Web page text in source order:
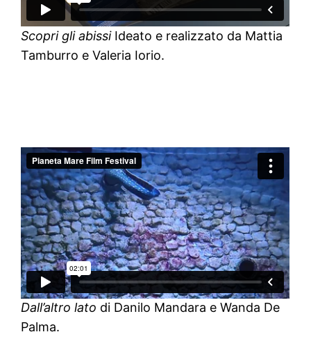
Scopri gli abissiIdeato e realizzato da Mattia
Tamburro e Valeria Iorio.
Dall’altro lato di Danilo Mandara e Wanda De
Palma.